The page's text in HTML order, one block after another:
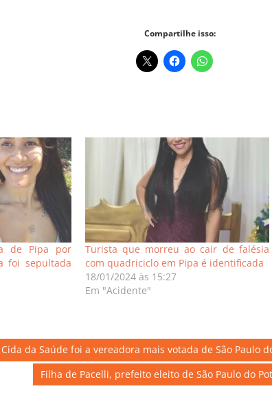
Compartilhe isso:
de Pipa por
foi sepultada
Turista que morreu ao cair de falésia
com quadriciclo em Pipa é identificada
18/01/2024 às 15:27
Em "Acidente"
Cida da Saúde foi a vereadora mais votada de São Paulo
Next
Filha de Pacelli, prefeito eleito de São Paulo do